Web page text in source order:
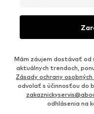
Mám záujem dostávať od
aktuálnych trendoch,
Zásady ochrany
odvolať s účinnosťou do
odhlásenia na